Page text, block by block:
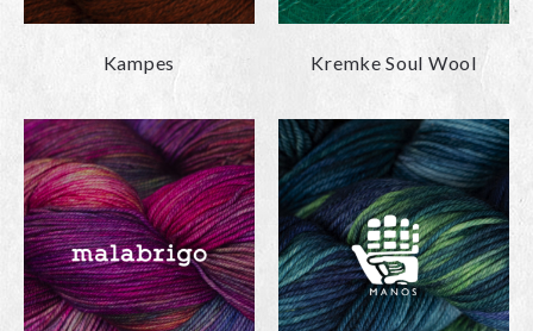
Kampes Kremke Soul Wool